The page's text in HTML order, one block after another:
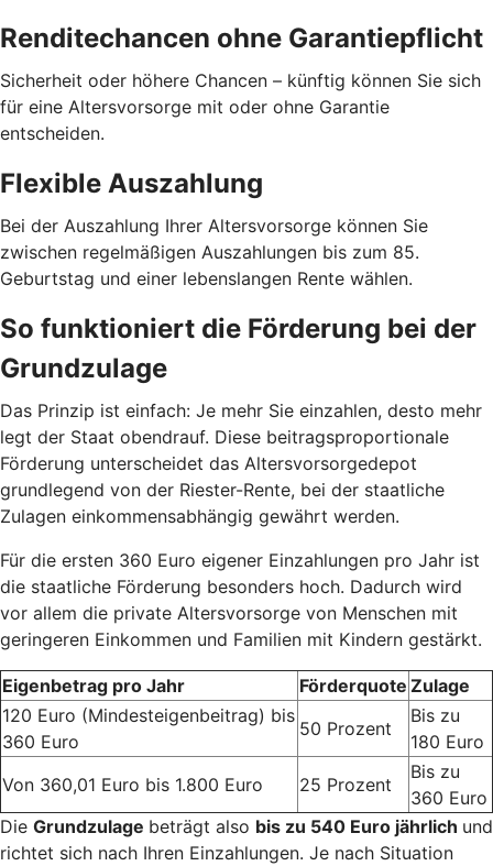
Renditechancen ohne Garantiepflicht
Sicherheit oder höhere Chancen – künftig können Sie sich
für eine Altersvorsorge mit oder ohne Garantie
entscheiden.
Flexible Auszahlung
Bei der Auszahlung Ihrer Altersvorsorge können Sie
zwischen regelmäßigen Auszahlungen bis zum 85.
Geburtstag und einer lebenslangen Rente wählen.
So funktioniert die Förderung bei der
Grundzulage
Das Prinzip ist einfach: Je mehr Sie einzahlen, desto mehr
legt der Staat obendrauf. Diese beitragsproportionale
Förderung unterscheidet das Altersvorsorgedepot
grundlegend von der Riester-Rente, bei der staatliche
Zulagen einkommensabhängig gewährt werden.
Für die ersten 360 Euro eigener Einzahlungen pro Jahr ist
die staatliche Förderung besonders hoch. Dadurch wird
vor allem die private Altersvorsorge von Menschen mit
geringeren Einkommen und Familien mit Kindern gestärkt.
Eigenbetrag pro Jahr Förderquote Zulage
120 Euro (Mindesteigenbeitrag) bis
360 Euro
50 Prozent
Bis zu
180 Euro
Von 360,01 Euro bis 1.800 Euro
25 Prozent
Bis zu
360 Euro
Die Grundzulage beträgt also bis zu 540 Euro jährlich und
richtet sich nach Ihren Einzahlungen. Je nach Situation